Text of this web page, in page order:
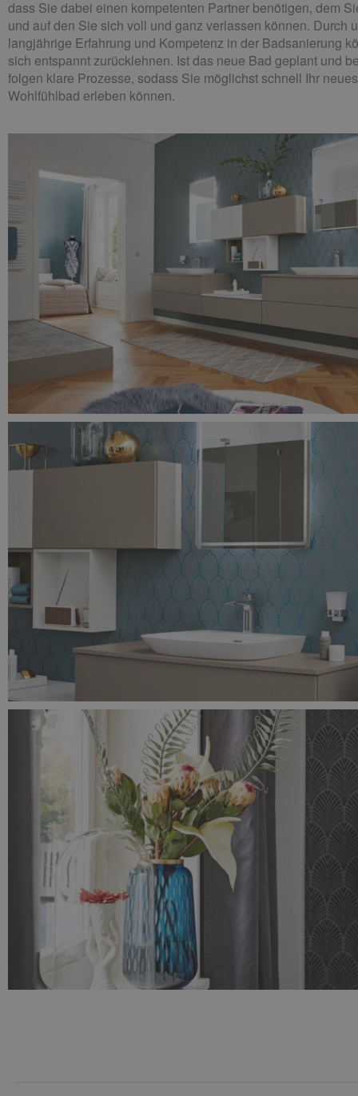
dass Sie dabei einen kompetenten Partner benötigen, dem
und auf den Sie sich voll und ganz verlassen können. Durch
langjährige Erfahrung und Kompetenz in der Badsanierung
sich entspannt zurücklehnen. Ist das neue Bad geplant und
folgen klare Prozesse, sodass Sie möglichst schnell Ihr neues
Wohlfühlbad erleben können.